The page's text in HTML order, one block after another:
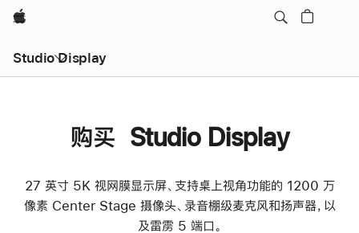
Apple
Studio Display
购买 Studio Display
27 英寸 5K 视网膜显示屏、支持桌上视角功能的 1200 万
像素 Center Stage 摄像头、录音棚级麦克风和扬声器，以
及雷雳 5 端口。